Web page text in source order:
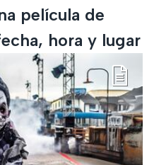
película de
hora y lugar